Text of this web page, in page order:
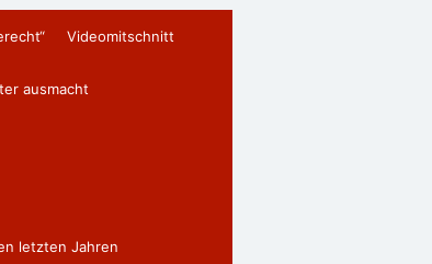
Videomitschnitt
ausmacht
letzten Jahren